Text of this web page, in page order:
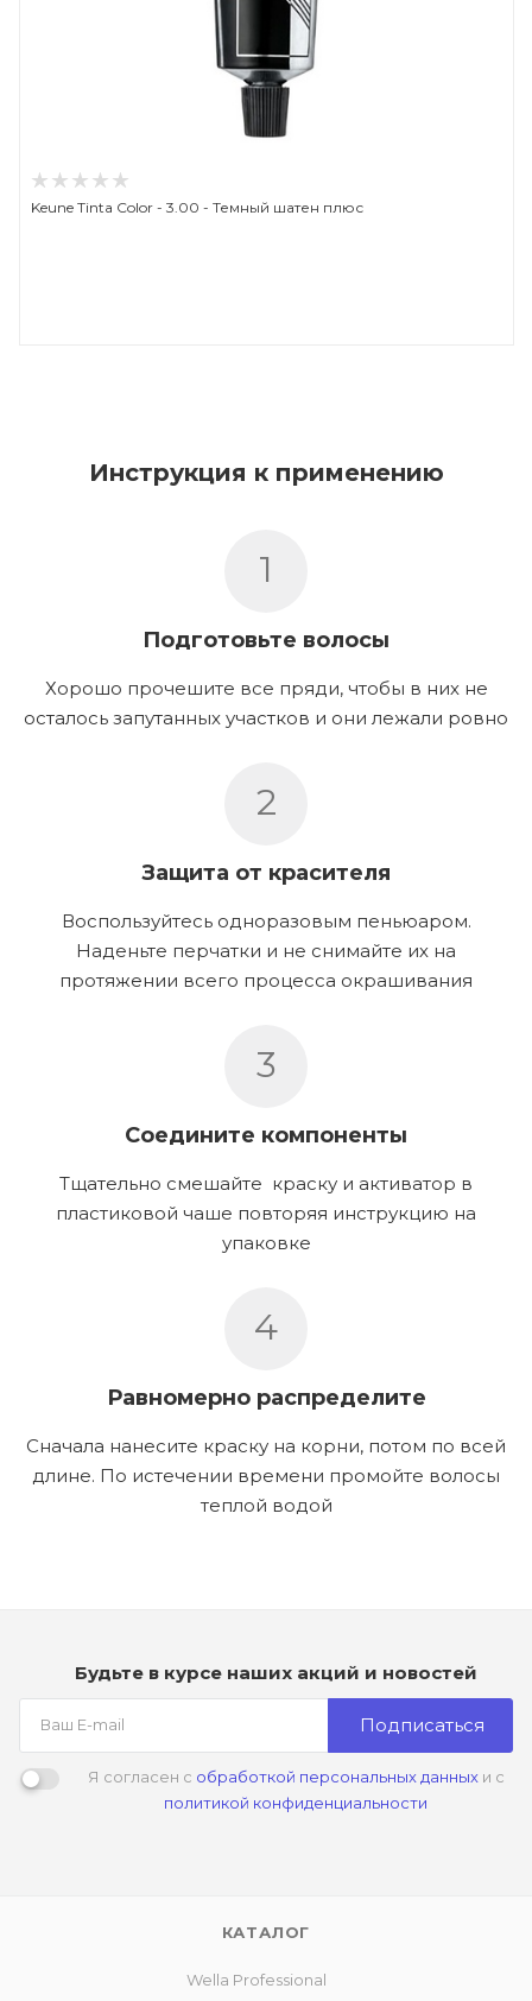
Keune Tinta Color - 3.00 - Темный шатен плюс
Инструкция к применению
1
Подготовьте волосы
Хорошо прочешите все пряди, чтобы в них не
осталось запутанных участков и они лежали ровно
2
Защита от красителя
Воспользуйтесь одноразовым пеньюаром.
Наденьте перчатки и не снимайте их на
протяжении всего процесса окрашивания
3
Соедините компоненты
Тщательно смешайте краску и активатор в
пластиковой чаше повторяя инструкцию на
упаковке
4
Равномерно распределите
Сначала нанесите краску на корни, потом по всей
длине. По истечении времени промойте волосы
теплой водой
Будьте в курсе наших акций и новостей
Подписаться
Я согласен с обработкой персональных данныхи с
политикой конфиденциальности
КАТАЛОГ
Wella Professional